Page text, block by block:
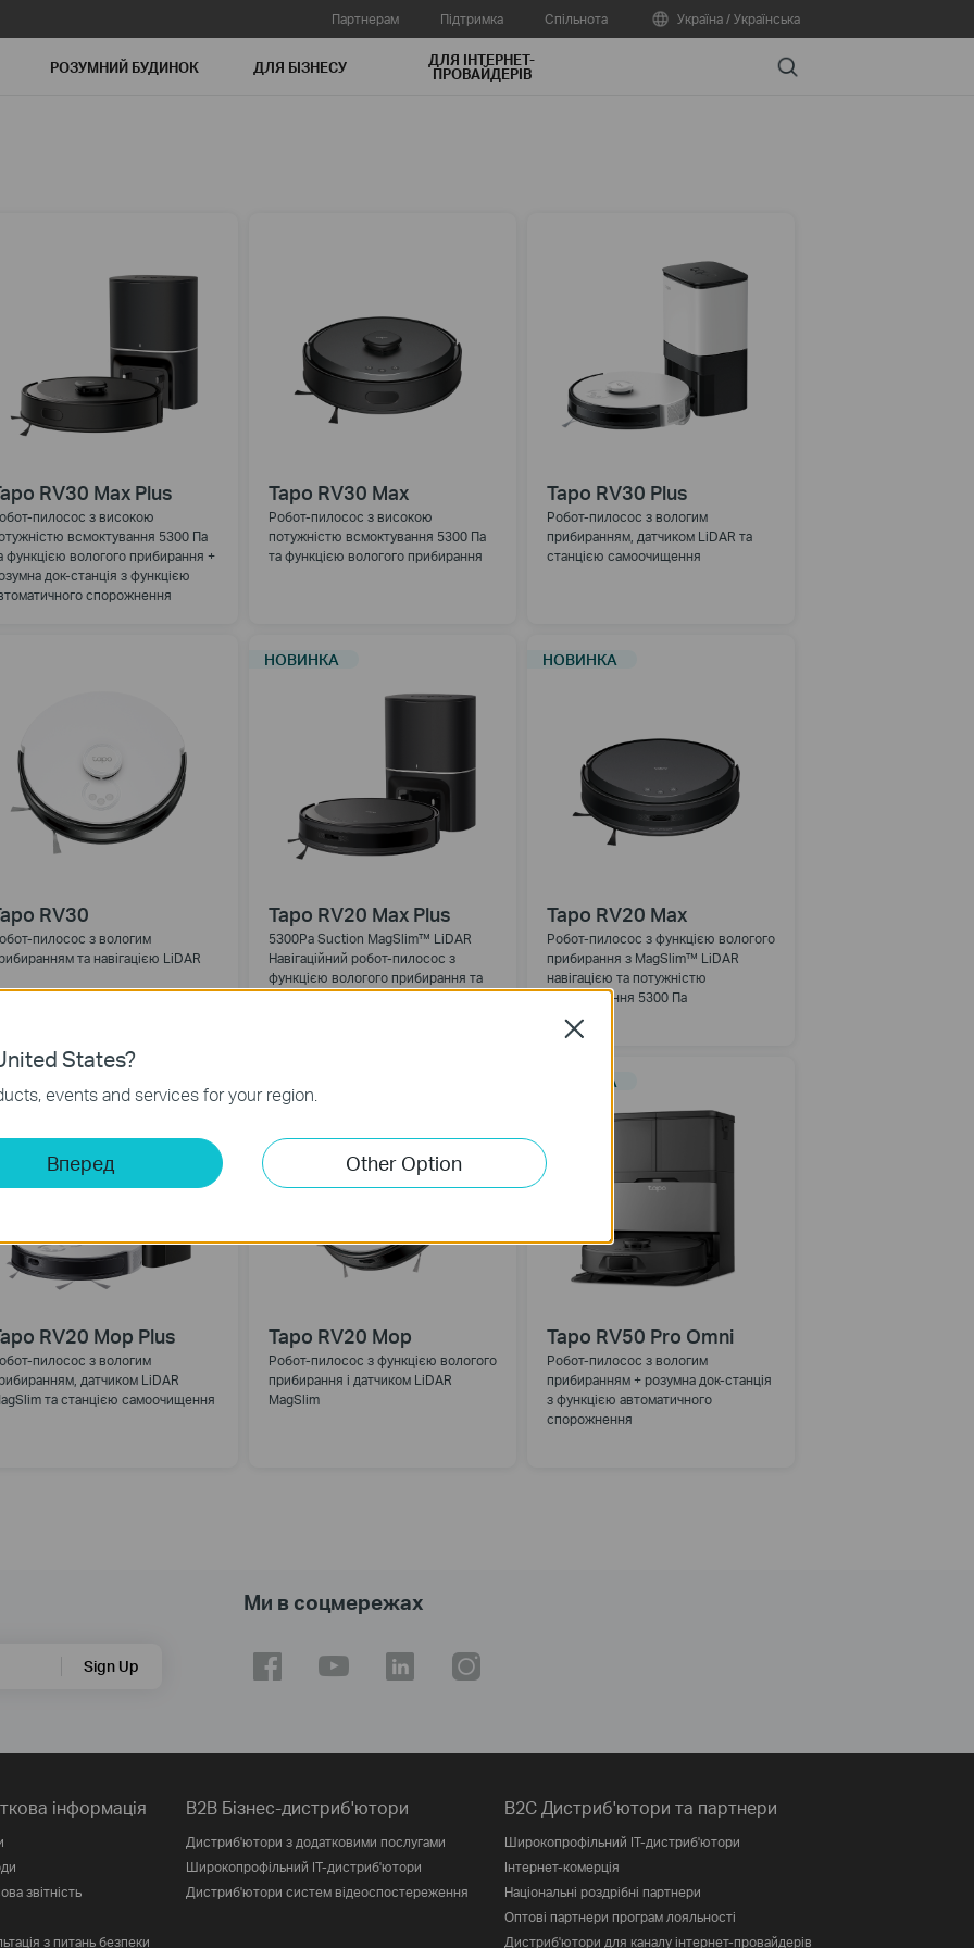
Партнерам Підтримка Спільнота Україна / Українська
РОЗУМНИЙ БУДИНОК ДЛЯ БIЗНЕСУ ДЛЯ ІНТЕРНЕТ-
ПРОВАЙДЕРІВ Search
RV30 Max Plus
пилосос з високою
всмоктування 5300 Па
функцією вологого прибирання +
док-станція з функцією
спорожнення
Tapo RV30 Max
Робот-пилосос з високою
потужністю всмоктування 5300 Па
та функцією вологого прибирання
Tapo RV30 Plus
Робот-пилосос з вологим
прибиранням, датчиком LiDAR та
станцією самоочищення
RV30
пилосос з вологим
та навігацією LiDAR
НОВИНКА
Tapo RV20 Max Plus
5300Pa Suction MagSlim™ LiDAR
Навігаційний робот-пилосос з
функцією вологого прибирання та
док-станцією для автоматичного
НОВИНКА
Tapo RV20 Max
Робот-пилосос з функцією вологого
прибирання з MagSlim™ LiDAR
навігацією та потужністю
всмоктування 5300 Па
RV20 Mop Plus
пилосос з вологим
датчиком LiDAR
та станцією самоочищення
Tapo RV20 Mop
Робот-пилосос з функцією вологого
прибирання і датчиком LiDAR
MagSlim
НОВИНКА
Tapo RV50 Pro Omni
Робот-пилосос з вологим
прибиранням + розумна док-станція
з функцією автоматичного
спорожнення
Sign Up
Ми в соцмережах
інформація
звітність
з питань безпеки
B2B Бізнес-дистриб'ютори
Дистриб'ютори з додатковими послугами
Широкопрофільний IT-дистриб'ютори
Дистриб'ютори систем відеоспостереження
B2C Дистриб'ютори та партнери
Широкопрофільний IT-дистриб'ютори
Інтернет-комерція
Національні роздрібні партнери
Оптові партнери програм лояльності
Дистриб'ютори для каналу інтернет-провайдерів
States?
events and services for your region.
Вперед Other Option
Close